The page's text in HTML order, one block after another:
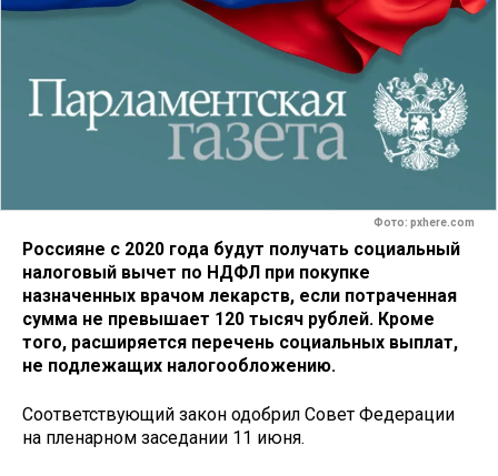
Фото: pxhere.com
Россияне с 2020 года будут получать социальный
налоговый вычет по НДФЛ при покупке
назначенных врачом лекарств, если потраченная
сумма не превышает 120 тысяч рублей. Кроме
того, расширяется перечень социальных выплат,
не подлежащих налогообложению.
Соответствующий закон одобрил Совет Федерации
на пленарном заседании 11 июня.